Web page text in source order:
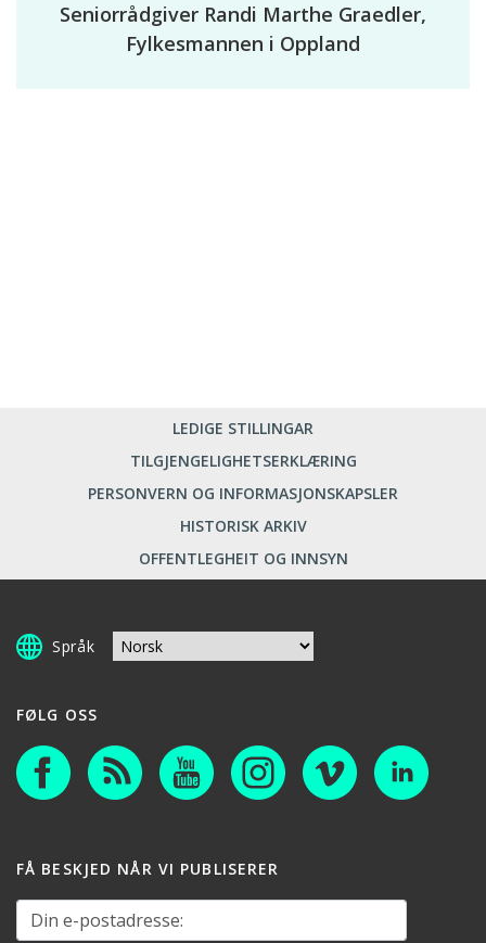
Seniorrådgiver Randi Marthe Graedler,
Fylkesmannen i Oppland
LEDIGE STILLINGAR
TILGJENGELIGHETSERKLÆRING
PERSONVERN OG INFORMASJONSKAPSLER
HISTORISK ARKIV
OFFENTLEGHEIT OG INNSYN
Språk
FØLG OSS
FÅ BESKJED NÅR VI PUBLISERER
Din e-postadresse: